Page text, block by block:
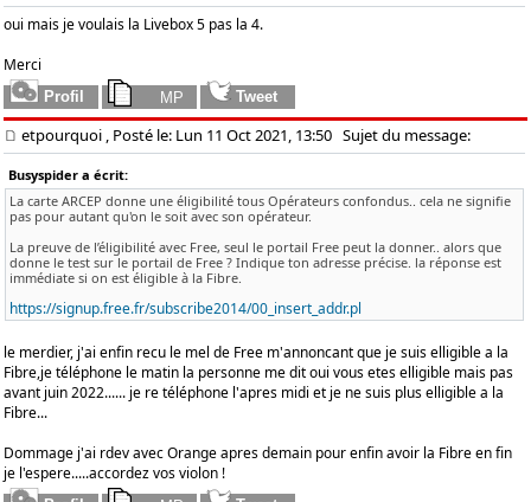
oui mais je voulais la Livebox 5 pas la 4.
Merci
etpourquoi , Posté le: Lun 11 Oct 2021, 13:50 Sujet du message:
Busyspider a écrit:
La carte ARCEP donne une éligibilité tous Opérateurs confondus.. cela ne signifie
pas pour autant qu'on le soit avec son opérateur.
La preuve de l’éligibilité avec Free, seul le portail Free peut la donner.. alors que
donne le test sur le portail de Free ? Indique ton adresse précise. la réponse est
immédiate si on est éligible à la Fibre.
https://signup.free.fr/subscribe2014/00_insert_addr.pl
le merdier, j'ai enfin recu le mel de Free m'annoncant que je suis elligible a la
Fibre,je téléphone le matin la personne me dit oui vous etes elligible mais pas
avant juin 2022...... je re téléphone l'apres midi et je ne suis plus elligible a la
Fibre...
Dommage j'ai rdev avec Orange apres demain pour enfin avoir la Fibre en fin
je l'espere.....accordez vos violon !